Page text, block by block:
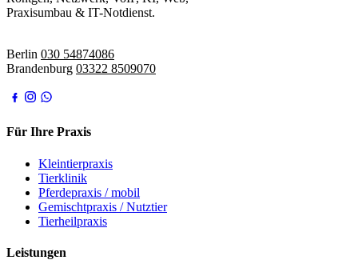
Praxisumbau & IT-Notdienst.
Berlin 030 54874086
Brandenburg 03322 8509070
Für Ihre Praxis
Kleintierpraxis
Tierklinik
Pferdepraxis / mobil
Gemischtpraxis / Nutztier
Tierheilpraxis
Leistungen